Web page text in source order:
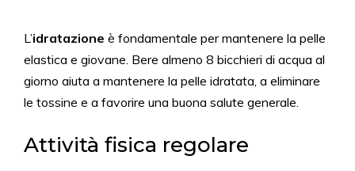
L’idratazione è fondamentale per mantenere la pelle
elastica e giovane. Bere almeno 8 bicchieri di acqua al
giorno aiuta a mantenere la pelle idratata, a eliminare
le tossine e a favorire una buona salute generale.
Attività fisica regolare